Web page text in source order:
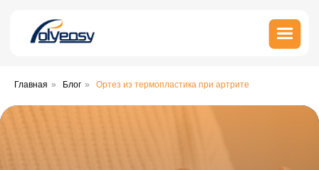
Главная » Блог » Ортез из термопластика при артрите